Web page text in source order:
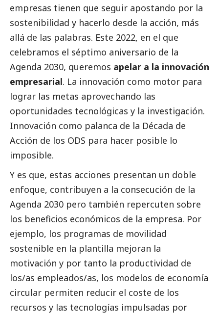
empresas tienen que seguir apostando por la
sostenibilidad y hacerlo desde la acción, más
allá de las palabras. Este 2022, en el que
celebramos el séptimo aniversario de la
Agenda 2030, queremos apelar a la innovación
empresarial. La innovación como motor para
lograr las metas aprovechando las
oportunidades tecnológicas y la investigación.
Innovación como palanca de la Década de
Acción de los ODS para hacer posible lo
imposible.
Y es que, estas acciones presentan un doble
enfoque, contribuyen a la consecución de la
Agenda 2030 pero también repercuten sobre
los beneficios económicos de la empresa. Por
ejemplo, los programas de movilidad
sostenible en la plantilla mejoran la
motivación y por tanto la productividad de
los/as empleados/as, los modelos de economía
circular permiten reducir el coste de los
recursos y las tecnologías impulsadas por